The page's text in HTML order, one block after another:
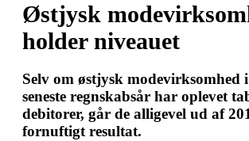
Østjysk
holder niveauet
Selv om østjysk modevirksomhed
seneste regnskabsår har oplevet
debitorer, går de alligevel ud af
fornuftigt resultat.